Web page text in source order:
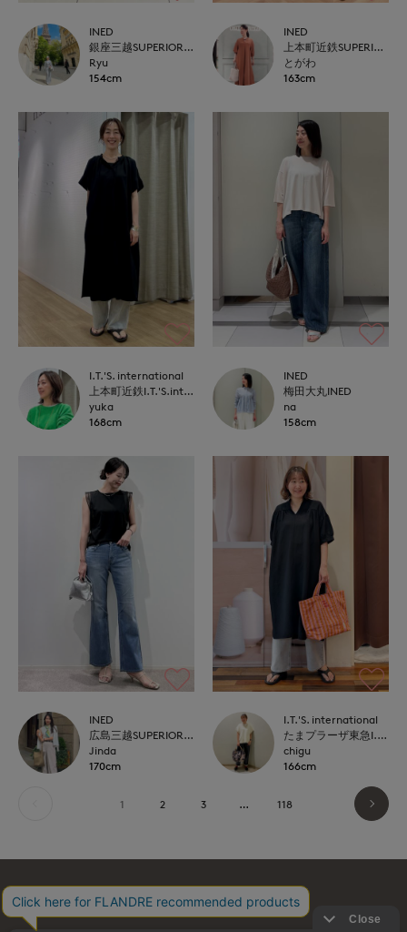
INED
銀座三越SUPERIOR CLOSET GINZA
Ryu
154cm
INED
上本町近鉄SUPERIORCLOSET
とがわ
163cm
I.T.'S. international
上本町近鉄I.T.'S.international
yuka
168cm
INED
梅田大丸INED
na
158cm
INED
広島三越SUPERIORCLOSET
Jinda
170cm
I.T.'S. international
たまプラーザ東急I.T.'S.international
chigu
166cm
1 2 3 … 118